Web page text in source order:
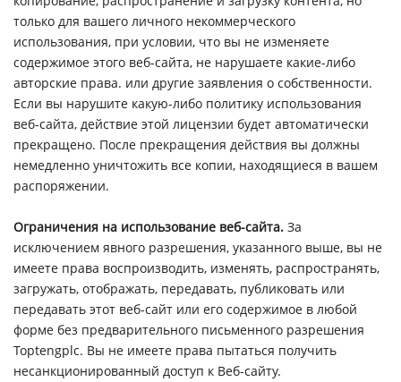
только для вашего личного некоммерческого
использования, при условии, что вы не изменяете
содержимое этого веб-сайта, не нарушаете какие-либо
авторские права. или другие заявления о собственности.
Если вы нарушите какую-либо политику использования
веб-сайта, действие этой лицензии будет автоматически
прекращено. После прекращения действия вы должны
немедленно уничтожить все копии, находящиеся в вашем
распоряжении.
Ограничения на использование веб-сайта. За
исключением явного разрешения, указанного выше, вы не
имеете права воспроизводить, изменять, распространять,
загружать, отображать, передавать, публиковать или
передавать этот веб-сайт или его содержимое в любой
форме без предварительного письменного разрешения
Toptengplc. Вы не имеете права пытаться получить
несанкционированный доступ к Веб-сайту.